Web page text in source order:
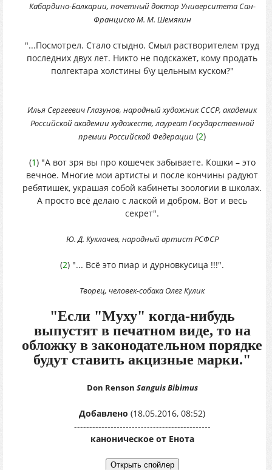
Кабардино-Балкарии, почетный доктор Университета Сан-
Франциско М. М. Шемякин
"...Посмотрел. Стало стыдно. Смыл растворителем труд
последних двух лет. Никто не подскажет, кому продать
полгектара холстины б\у цельным куском?"
Илья Сергеевич Глазунов, народный художник СССР, академик
Российской академии художеств, лауреат Государственной
премии Российской Федерации (2)
(1) "А вот зря вы про кошечек забываете. Кошки – это
вечное. Многие мои артисты и после кончины радуют
ребятишек, украшая собой кабинеты зоологии в школах.
А просто всё делаю с лаской и добром. Вот и весь
секрет".
Ю. Д. Куклачев, народный артист РСФСР
(2) "... Всё это пиар и дурновкусица !!!".
Творец, человек-собака Олег Кулик
"Если "Муху" когда-нибудь
выпустят в печатном виде, то на
обложку в законодательном порядке
будут ставить акцизные марки."
Don Renson Sanguis Bibimus
Добавлено (18.05.2016, 08:52)
---------------------------------------------
каноническое от Енота